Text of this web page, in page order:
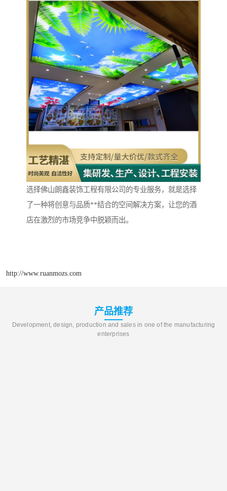
选择佛山朗鑫装饰工程有限公司的专业服务，就是选择
了一种将创意与品质**结合的空间解决方案，让您的酒
店在激烈的市场竞争中脱颖而出。
http://www.ruanmozs.com
产品推荐
Development, design, production and sales in one of the manufacturing
enterprises